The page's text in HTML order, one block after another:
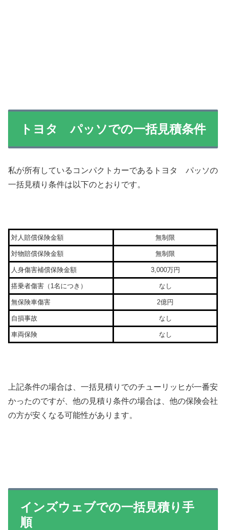
トヨタ パッソでの一括見積条件
私が所有しているコンパクトカーであるトヨタ パッソの
一括見積り条件は以下のとおりです。
対人賠償保険金額 無制限
対物賠償保険金額 無制限
人身傷害補償保険金額 3,000万円
搭乗者傷害（1名につき） なし
無保険車傷害 2億円
自損事故 なし
車両保険 なし
上記条件の場合は、一括見積りでのチューリッヒが一番安
かったのですが、他の見積り条件の場合は、他の保険会社
の方が安くなる可能性があります。
インズウェブでの一括見積り手
順